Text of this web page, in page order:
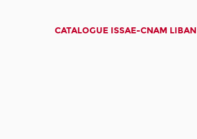
CATALOGUE ISSAE-CNAM LIBAN